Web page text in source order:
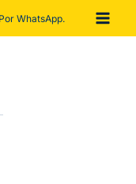
WhatsApp.